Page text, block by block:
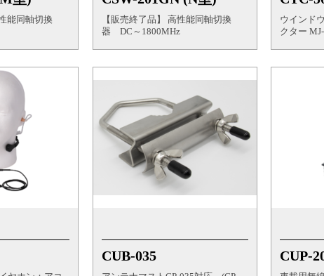
能同軸切換
【販売終了品】 高性能同軸切換
器 DC～1800MHz
ウインド
クター
CUB-035 CUP-